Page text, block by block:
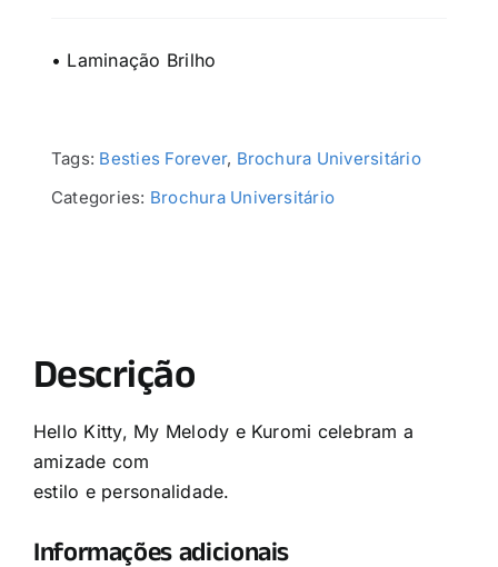
• Laminação Brilho
Tags: Besties Forever, Brochura Universitário
Categories: Brochura Universitário
Descrição
Hello Kitty, My Melody e Kuromi celebram a
amizade com
estilo e personalidade.
Informações adicionais